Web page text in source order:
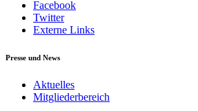
Facebook
Twitter
Externe Links
Presse und News
Aktuelles
Mitgliederbereich